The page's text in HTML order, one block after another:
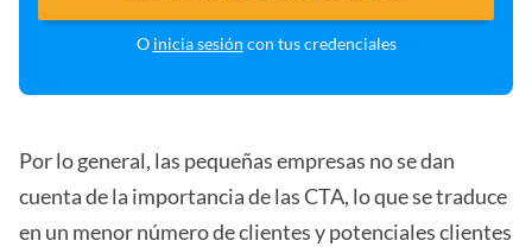
O inicia sesión con tus credenciales
Por lo general, las pequeñas empresas no se dan
cuenta de la importancia de las CTA, lo que se traduce
en un menor número de clientes y potenciales clientes